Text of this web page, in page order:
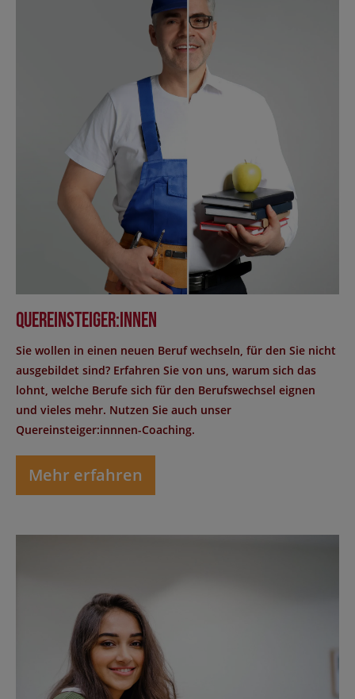
Quereinsteiger:innen
Sie wollen in einen neuen Beruf wechseln, für den Sie nicht
ausgebildet sind? Erfahren Sie von uns, warum sich das
lohnt, welche Berufe sich für den Berufswechsel eignen
und vieles mehr. Nutzen Sie auch unser
Quereinsteiger:innnen-Coaching.
Mehr erfahren